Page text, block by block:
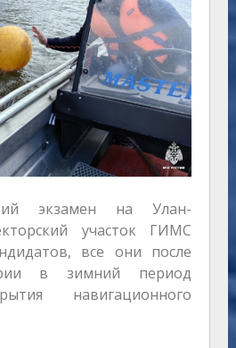
экзамен на Улан-
участок ГИМС
все они после
в зимний период
навигационного